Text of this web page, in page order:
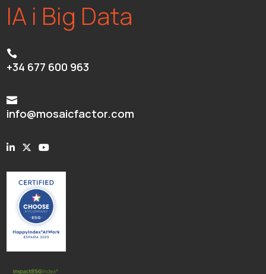
IA i Big Data

+34 677 600 963

info@mosaicfactor.com